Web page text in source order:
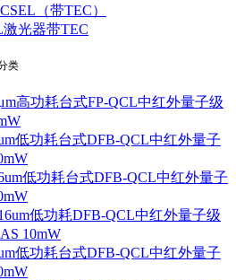
（带TEC）
激光器带TEC
类
高功耗台式FP-QCL中红外量子级
低功耗台式DFB-QCL中红外量子
低功耗台式DFB-QCL中红外量子
低功耗DFB-QCL中红外量子级
10mW
低功耗台式DFB-QCL中红外量子